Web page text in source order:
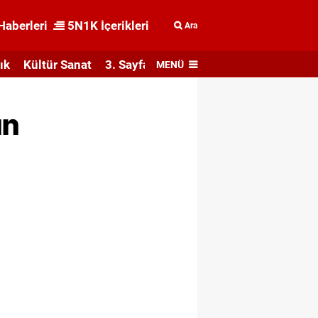
5N1K İçerikleri Ara
Kültür Sanat 3. Sayfa MENÜ